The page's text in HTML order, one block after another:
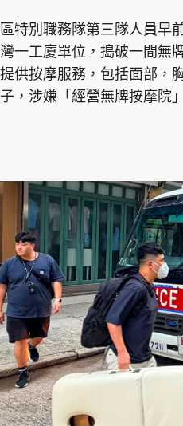
特別職務隊第三隊人員早
一工廈單位，搗破一間無
供按摩服務，包括面部，
，涉嫌「經營無牌按摩院